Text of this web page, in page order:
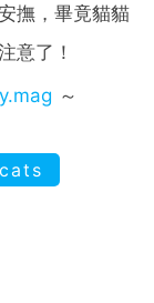
撫，畢竟貓貓
意了！
～
cats